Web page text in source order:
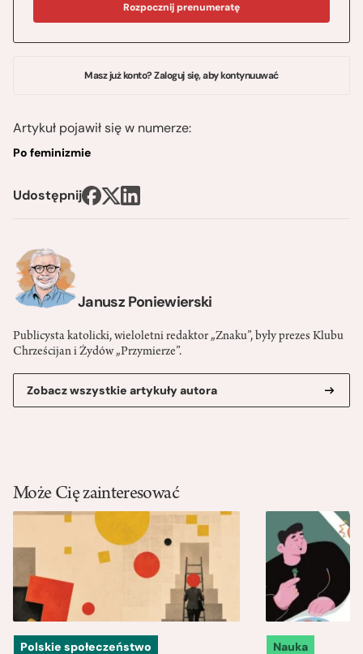
Janusz Poniewierski
Publicysta katolicki, wieloletni redaktor „Znaku”, były prezes Klubu
Chrześcijan i Żydów „Przymierze”.
Zobacz wszystkie artykuły autora
Rozpocznij prenumeratę
Masz już konto? Zaloguj się, aby kontynuuwać
Artykuł pojawił się w numerze:
Po feminizmie
Udostępnij
Może Cię zainteresować
Polskie społeczeństwo Nauka